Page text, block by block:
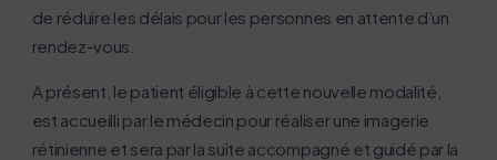
de réduire les délais pour les personnes en attente d’un
rendez-vous.
A présent, le patient éligible à cette nouvelle modalité,
est accueilli par le médecin pour réaliser une imagerie
rétinienne et sera par la suite accompagné et guidé par la